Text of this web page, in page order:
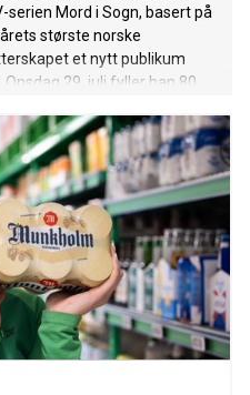
serien Mord i Sogn, basert på
største norske
et nytt publikum
29. juli fyller han 80